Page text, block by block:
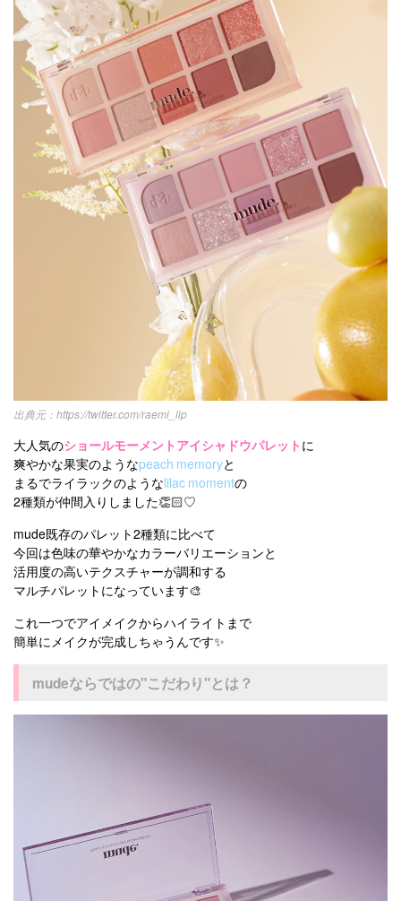
https://twitter.com/raemi_lip
大人気のショールモーメントアイシャドウパレット に
爽やかな果実のようなpeach memoryと
まるでライラックのようなlilac momentの
2種類が仲間入りしました👏🏻♡
mude既存のパレット2種類に比べて
今回は色味の華やかなカラーバリエーションと
活用度の高いテクスチャーが調和する
マルチパレットになっています🎨
これ一つでアイメイクからハイライトまで
簡単にメイクが完成しちゃうんです✨
mudeならではの"こだわり"とは？